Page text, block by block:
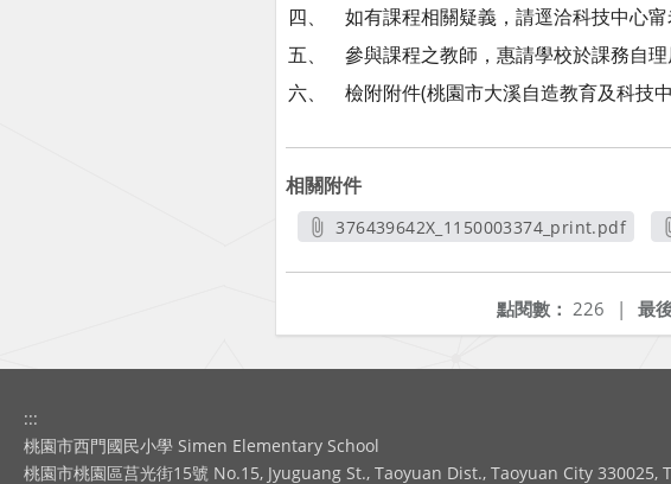
四、 如有課程相關疑義，請逕洽科技中心甯
五、 參與課程之教師，惠請學校於課務自理
六、 檢附附件(桃園市大溪自造教育及科技
相關附件
376439642X_1150003374_print.pdf
最
點閱數： 226 |
:::
桃園市西門國民小學 Simen Elementary School
桃園市桃園區莒光街15號 No.15, Jyuguang St., Taoyuan Dist., Taoyuan City 330025,